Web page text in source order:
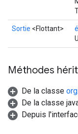
Sortie <Flottant>
Méthodes
De la classe
De la classe
Depuis